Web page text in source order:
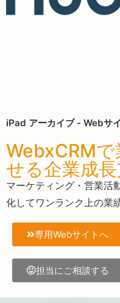
iPad アーカイブ - Webサ
WebxCRMで
せる企業成
マーケティング・営業活
化してワンランク上の業
専用Webサイトへ
担当にご相談する